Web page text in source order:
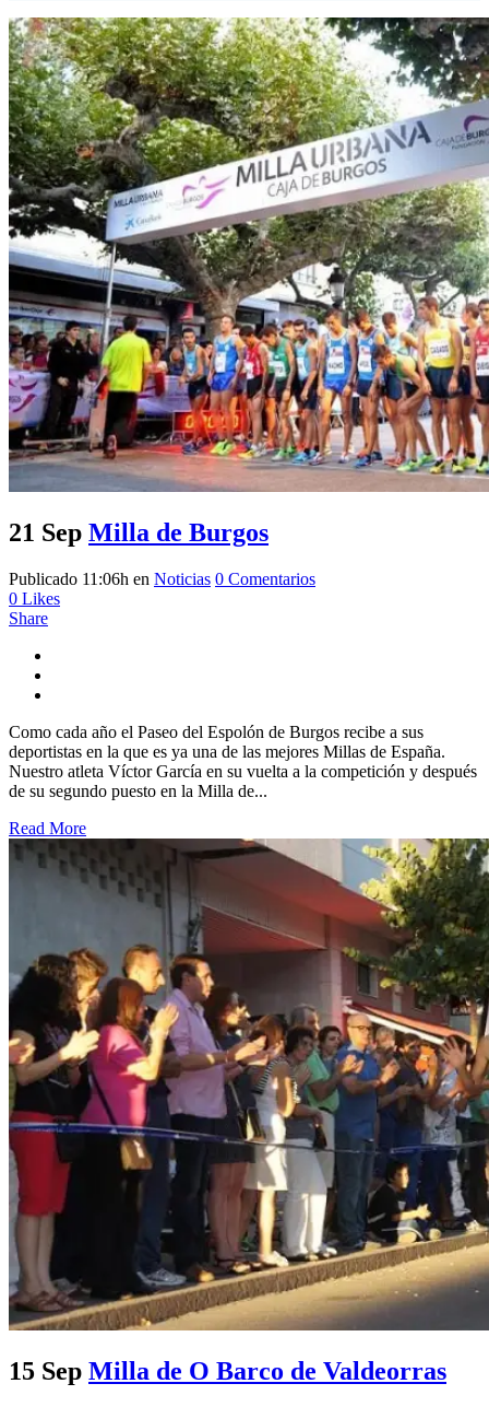
21 Sep Milla de Burgos
Publicado 11:06h en Noticias 0 Comentarios
0 Likes
Share
Como cada año el Paseo del Espolón de Burgos recibe a sus
deportistas en la que es ya una de las mejores Millas de España.
Nuestro atleta Víctor García en su vuelta a la competición y después
de su segundo puesto en la Milla de...
Read More
15 Sep Milla de O Barco de Valdeorras